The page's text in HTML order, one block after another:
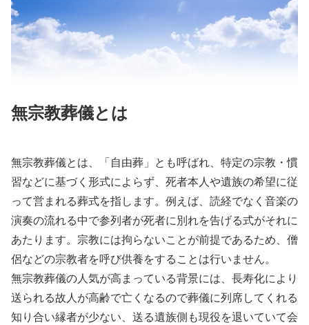
無宗教葬儀とは
無宗教葬儀とは、「自由葬」とも呼ばれ、特定の宗教・慣
習などに基づく形式によらず、死者本人や遺族の希望に従
って営まれる葬式を指します。例えば、読経でなく音楽の
演奏の流れる中で参列者が死者に別れを告げる式がそれに
あたります。宗教には拘らないことが前提であるため、僧
侶などの宗教者を呼び供養をすることは行いません。
無宗教葬儀の人気が高まっている背景には、長寿化により
送られる故人が高齢で亡くなるので葬儀に列席してくれる
知り合い縁者が少ない、送る遺族側も現役を退いていて会